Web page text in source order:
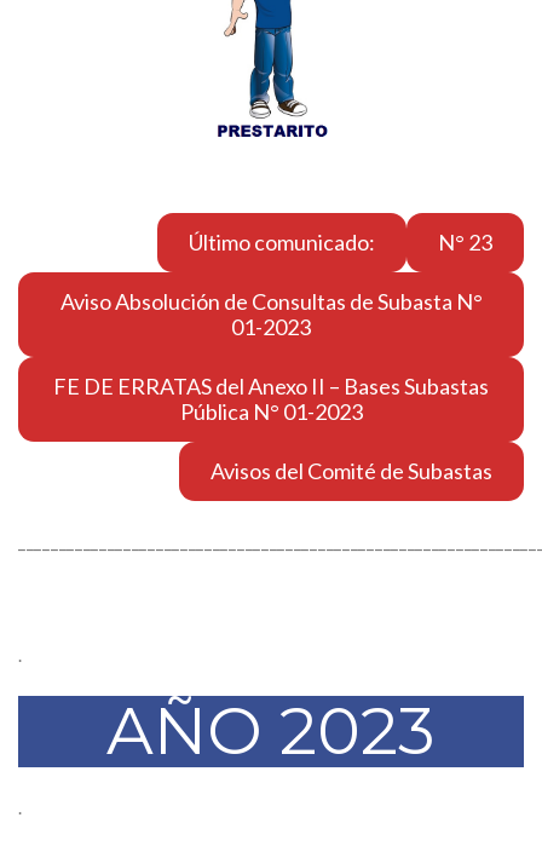
Último comunicado: N° 23
Aviso Absolución de Consultas de Subasta N°
01-2023
FE DE ERRATAS del Anexo II – Bases Subastas
Pública N° 01-2023
Avisos del Comité de Subastas
.
AÑO 2023
.